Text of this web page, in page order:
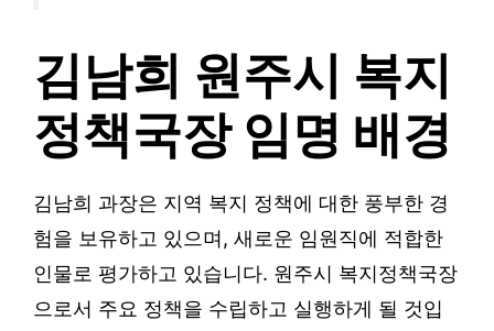
김남희 원주시 복지
정책국장 임명 배경
김남희 과장은 지역 복지 정책에 대한 풍부한 경
험을 보유하고 있으며, 새로운 임원직에 적합한
인물로 평가하고 있습니다. 원주시 복지정책국장
으로서 주요 정책을 수립하고 실행하게 될 것입